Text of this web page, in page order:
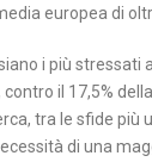
europea di
i più stressati
il 17,5%
tra le sfide più
di una